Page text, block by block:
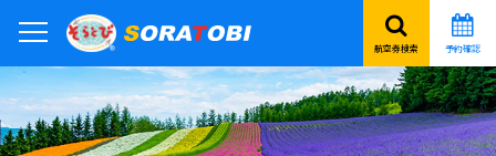
航空券検索 予約確認